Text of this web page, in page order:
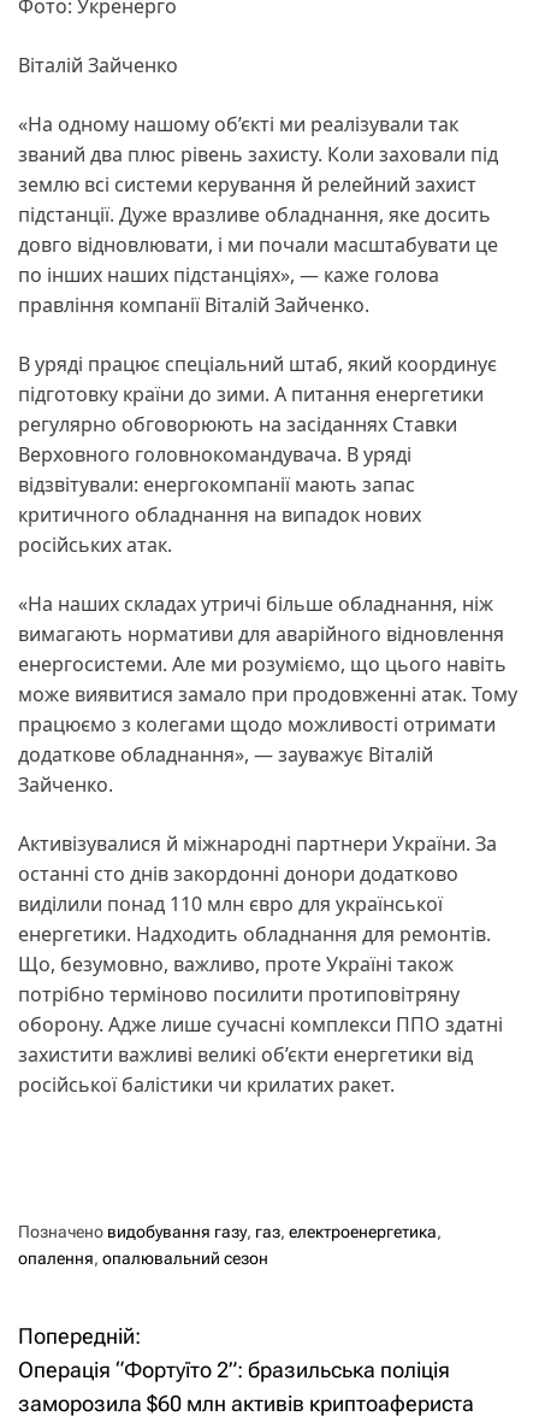
Фото: Укренерго
Віталій Зайченко
«На одному нашому об’єкті ми реалізували так
званий два плюс рівень захисту. Коли заховали під
землю всі системи керування й релейний захист
підстанції. Дуже вразливе обладнання, яке досить
довго відновлювати, і ми почали масштабувати це
по інших наших підстанціях», — каже голова
правління компанії Віталій Зайченко.
В уряді працює спеціальний штаб, який координує
підготовку країни до зими. А питання енергетики
регулярно обговорюють на засіданнях Ставки
Верховного головнокомандувача. В уряді
відзвітували: енергокомпанії мають запас
критичного обладнання на випадок нових
російських атак.
«На наших складах утричі більше обладнання, ніж
вимагають нормативи для аварійного відновлення
енергосистеми. Але ми розуміємо, що цього навіть
може виявитися замало при продовженні атак. Тому
працюємо з колегами щодо можливості отримати
додаткове обладнання», — зауважує Віталій
Зайченко.
Активізувалися й міжнародні партнери України. За
останні сто днів закордонні донори додатково
виділили понад 110 млн євро для української
енергетики. Надходить обладнання для ремонтів.
Що, безумовно, важливо, проте Україні також
потрібно терміново посилити протиповітряну
оборону. Адже лише сучасні комплекси ППО здатні
захистити важливі великі об’єкти енергетики від
російської балістики чи крилатих ракет.
Позначено видобування газу, газ, електроенергетика,
опалення, опалювальний сезон
Н
а
Попередній:
Операція “Фортуїто 2”: бразильська поліція
заморозила $60 млн активів криптоафериста